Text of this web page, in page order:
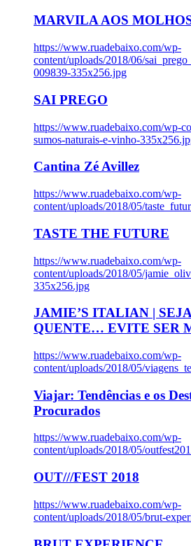
MARVILA AOS
https://www.ruadebaixo.com/wp-
content/uploads/2018/06/
009839-335x256.jpg
SAI PREGO
https://www.ruadebaixo.com/wp-
sumos-naturais-e-vinho-
Cantina Zé Avillez
https://www.ruadebaixo.com/wp-
content/uploads/2018/05/
TASTE THE FUTURE
https://www.ruadebaixo.com/wp-
content/uploads/2018/05/
335x256.jpg
JAMIE’S ITALIAN |
QUENTE… EVITE SER
https://www.ruadebaixo.com/wp-
content/uploads/2018/05/
Viajar: Tendências e os
Procurados
https://www.ruadebaixo.com/wp-
content/uploads/2018/05/
OUT///FEST 2018
https://www.ruadebaixo.com/wp-
content/uploads/2018/05/brut-